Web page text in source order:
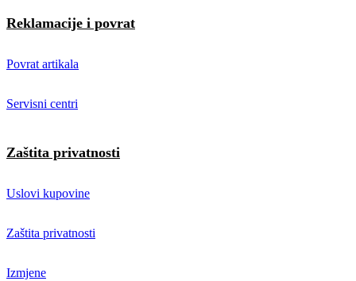
Reklamacije i povrat
Povrat artikala
Servisni centri
Zaštita privatnosti
Uslovi kupovine
Zaštita privatnosti
Izmjene